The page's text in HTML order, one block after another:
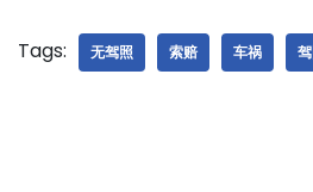
Tags: 无驾照 索赔 车祸